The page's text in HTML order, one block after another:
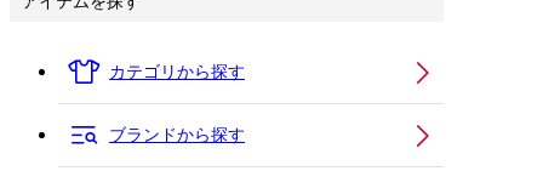
カテゴリから探す
ブランドから探す